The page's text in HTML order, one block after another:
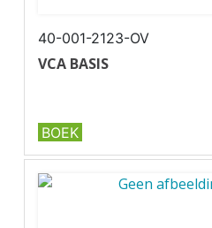
40-001-2123-OV
VCA BASIS
✔ Met online oefenexamens
✔ Volledig up-to-date
BOEK